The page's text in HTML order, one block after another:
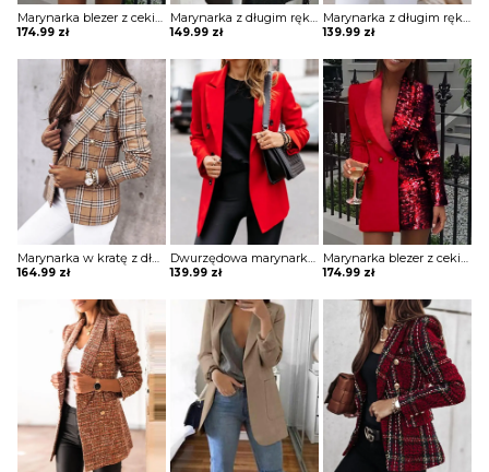
Marynarka blezer z cekinami colorblock długim rękawem Ghida
174.99 zł
Marynarka z długim rękawem solidnymi kieszeniami kurtka Persis
149.99 zł
Marynarka z długim rękawem guzikami kurtka Darin
139.99 zł
Marynarka w kratę z długim rękawem kurtka Folla
164.99 zł
Dwurzędowa marynarka z długim rękawem i solidnym wykończeniem kurtka Katherina
139.99 zł
Marynarka blezer z cekinami colorblock długim rękawem Ghida
174.99 zł